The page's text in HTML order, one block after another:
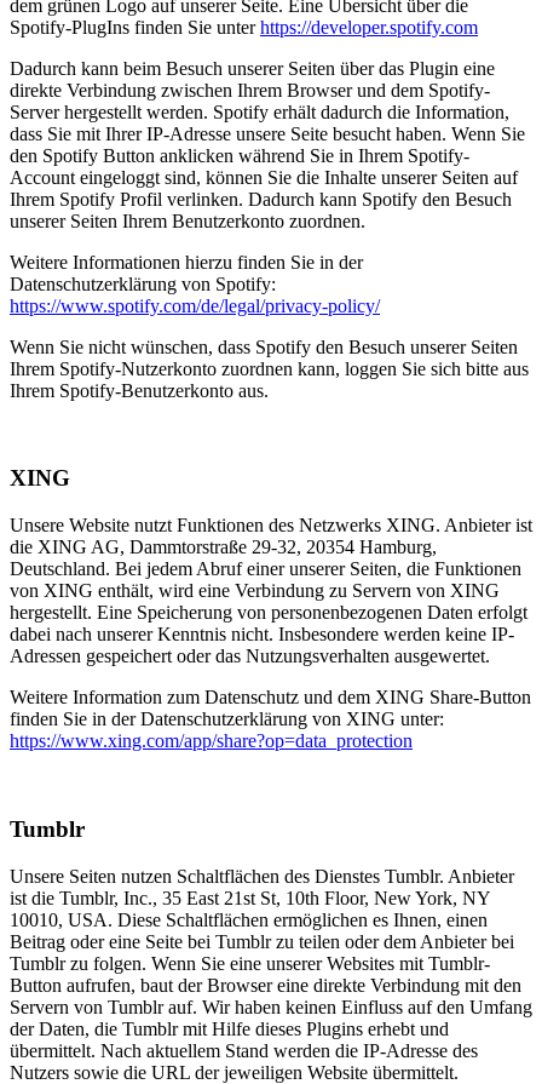
dem grünen Logo auf unserer Seite. Eine Übersicht über die
Spotify-PlugIns finden Sie unterhttps://developer.spotify.com
Dadurch kann beim Besuch unserer Seiten über das Plugin eine
direkte Verbindung zwischen Ihrem Browser und dem Spotify-
Server hergestellt werden. Spotify erhält dadurch die Information,
dass Sie mit Ihrer IP-Adresse unsere Seite besucht haben. Wenn Sie
den Spotify Button anklicken während Sie in Ihrem Spotify-
Account eingeloggt sind, können Sie die Inhalte unserer Seiten auf
Ihrem Spotify Profil verlinken. Dadurch kann Spotify den Besuch
unserer Seiten Ihrem Benutzerkonto zuordnen.
Weitere Informationen hierzu finden Sie in der
Datenschutzerklärung von Spotify:
https://www.spotify.com/de/legal/privacy-policy/
Wenn Sie nicht wünschen, dass Spotify den Besuch unserer Seiten
Ihrem Spotify-Nutzerkonto zuordnen kann, loggen Sie sich bitte aus
Ihrem Spotify-Benutzerkonto aus.
XING
Unsere Website nutzt Funktionen des Netzwerks XING. Anbieter ist
die XING AG, Dammtorstraße 29-32, 20354 Hamburg,
Deutschland. Bei jedem Abruf einer unserer Seiten, die Funktionen
von XING enthält, wird eine Verbindung zu Servern von XING
hergestellt. Eine Speicherung von personenbezogenen Daten erfolgt
dabei nach unserer Kenntnis nicht. Insbesondere werden keine IP-
Adressen gespeichert oder das Nutzungsverhalten ausgewertet.
Weitere Information zum Datenschutz und dem XING Share-Button
finden Sie in der Datenschutzerklärung von XING unter:
https://www.xing.com/app/share?op=data_protection
Tumblr
Unsere Seiten nutzen Schaltflächen des Dienstes Tumblr. Anbieter
ist die Tumblr, Inc., 35 East 21st St, 10th Floor, New York, NY
10010, USA. Diese Schaltflächen ermöglichen es Ihnen, einen
Beitrag oder eine Seite bei Tumblr zu teilen oder dem Anbieter bei
Tumblr zu folgen. Wenn Sie eine unserer Websites mit Tumblr-
Button aufrufen, baut der Browser eine direkte Verbindung mit den
Servern von Tumblr auf. Wir haben keinen Einfluss auf den Umfang
der Daten, die Tumblr mit Hilfe dieses Plugins erhebt und
übermittelt. Nach aktuellem Stand werden die IP-Adresse des
Nutzers sowie die URL der jeweiligen Website übermittelt.